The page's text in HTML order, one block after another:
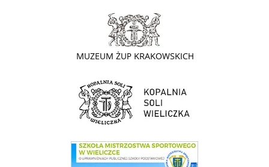
link do strony - Muzeum Żup Krakowskich Wieliczka
link do strony Kopalni Soli Wieliczka
link do SMS Wieliczka